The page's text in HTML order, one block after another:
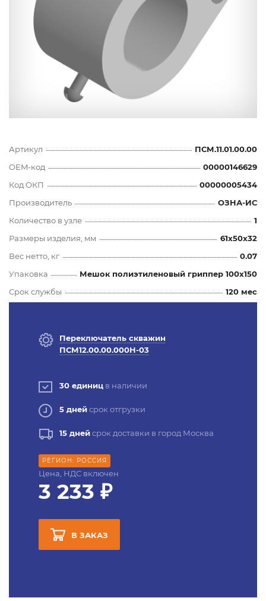
Артикул
ПСМ.11.01.00.00
OEM-код
00000146629
Код ОКП
00000005434
Производитель
ОЗНА-ИС
Количество в узле
1
Размеры изделия, мм
61x50x32
Вес нетто, кг
0.07
Упаковка
Мешок полиэтиленовый гриппер 100х150
Срок службы
120 мес
Переключатель скважин
ПСМ12.00.00.000Н-03
30 единиц в наличии
5 днейсрок отгрузки
15 днейсрок доставки в город Москва
РЕГИОН: РОССИЯ
Цена, НДС включен
3 233 ₽
В ЗАКАЗ